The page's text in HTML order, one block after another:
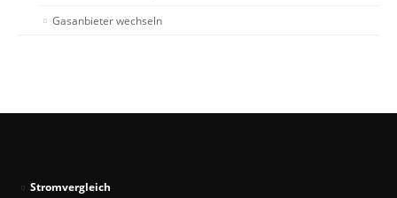
Gasanbieter wechseln
Stromvergleich